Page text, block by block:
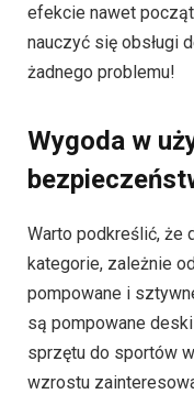
efekcie nawet
nauczyć się obsługi
żadnego problemu!
Wygoda w
Warto podkreślić, że
kategorie, zależnie
pompowane i
są pompowane deski
sprzętu do sportów
wzrostu